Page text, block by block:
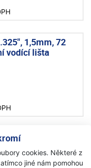
cookies. Některé z
jiné nám pomohou
1,5mm, 72
vodící lišta
1,5mm, 80čl.,
lišta